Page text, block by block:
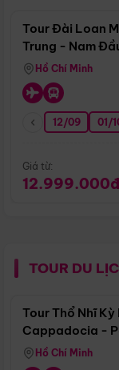
Tour Đài Loan
Trung - Nam
Hồ Chí Minh
12/09 01/
Giá từ:
12.999.000đ
TOUR DU
Tour Thổ Nhĩ
Cappadocia -
Hồ Chí Minh